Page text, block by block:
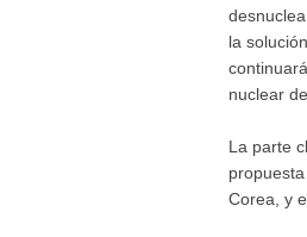
la
nuclear
La parte
Corea, y